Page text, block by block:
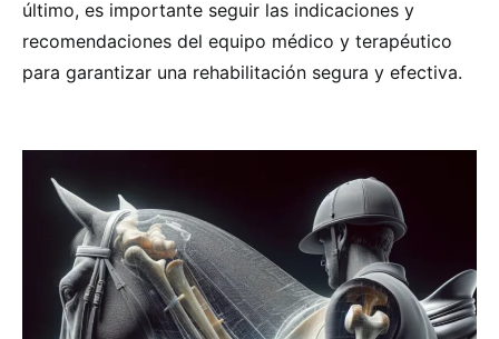
último, es importante seguir las indicaciones y
recomendaciones del equipo médico y terapéutico
para garantizar una rehabilitación segura y efectiva.